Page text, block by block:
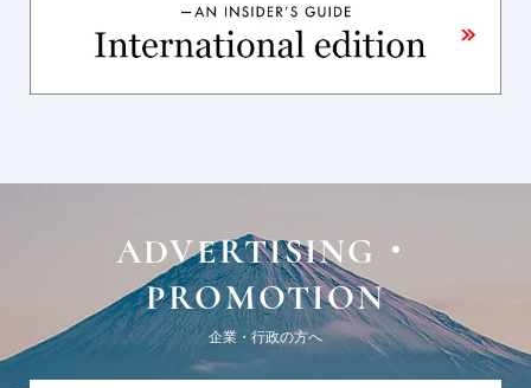
ADVERTISING・
PROMOTION
企業・行政の方へ